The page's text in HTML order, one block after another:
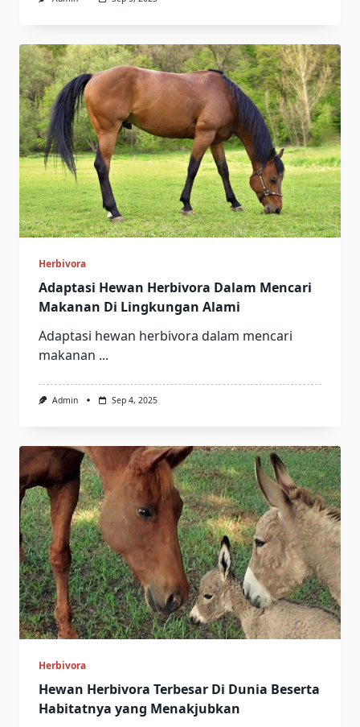
Herbivora
Adaptasi Hewan Herbivora Dalam Mencari
Makanan Di Lingkungan Alami
Adaptasi hewan herbivora dalam mencari
makanan ...
Admin Sep 4, 2025
Herbivora
Hewan Herbivora Terbesar Di Dunia Beserta
Habitatnya yang Menakjubkan